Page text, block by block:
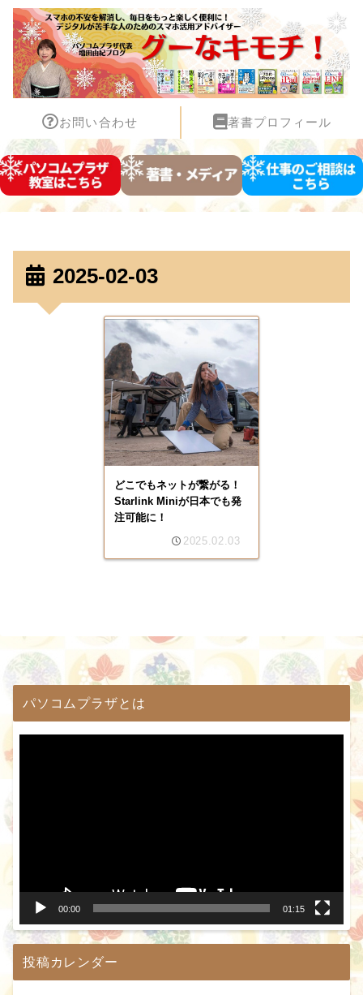
お問い合わせ 著書プロフィール
2025-02-03
どこでもネットが繋がる！
Starlink Miniが日本でも発
注可能に！
2025.02.03
パソコムプラザとは
00:00 01:15
投稿カレンダー